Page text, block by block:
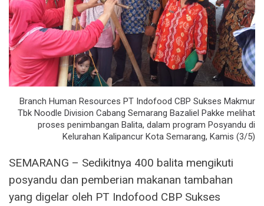
Branch Human Resources PT Indofood CBP Sukses Makmur
Tbk Noodle Division Cabang Semarang Bazaliel Pakke melihat
proses penimbangan Balita, dalam program Posyandu di
Kelurahan Kalipancur Kota Semarang, Kamis (3/5)
SEMARANG – Sedikitnya 400 balita mengikuti
posyandu dan pemberian makanan tambahan
yang digelar oleh PT Indofood CBP Sukses